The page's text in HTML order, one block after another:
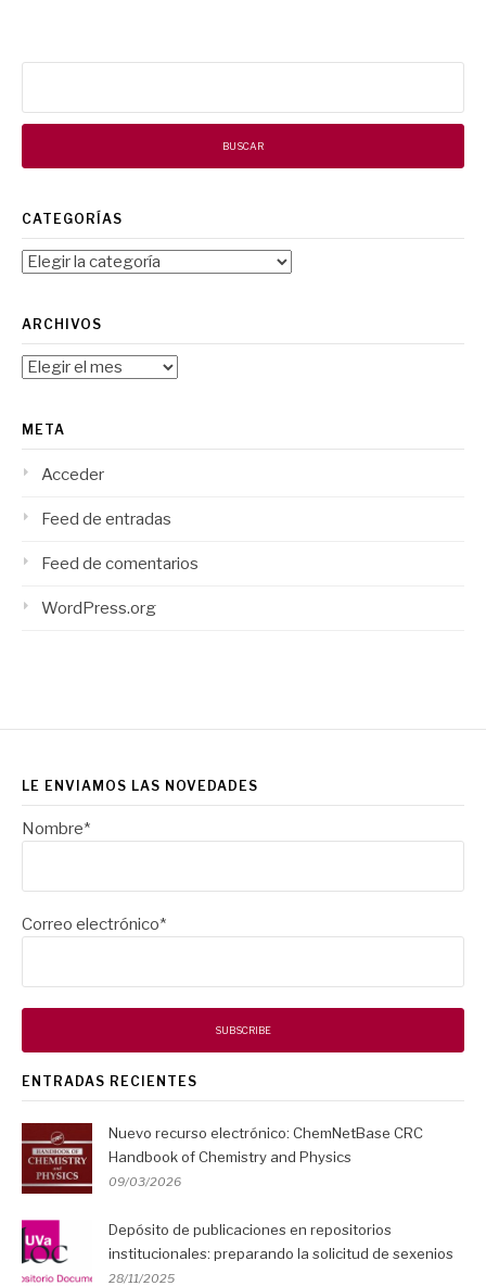
CATEGORÍAS
Categorías
ARCHIVOS
Archivos
META
Acceder
Feed de entradas
Feed de comentarios
WordPress.org
LE ENVIAMOS LAS NOVEDADES
Nombre*
Correo electrónico*
ENTRADAS RECIENTES
Nuevo recurso electrónico: ChemNetBase CRC
Handbook of Chemistry and Physics
09/03/2026
Depósito de publicaciones en repositorios
institucionales: preparando la solicitud de sexenios
28/11/2025